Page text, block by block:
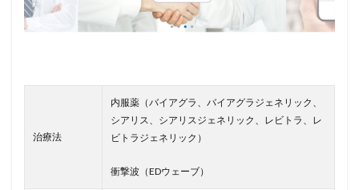
治療法
内服薬（バイアグラ、バイアグラジェネリック、
シアリス、シアリスジェネリック、レビトラ、レ
ビトラジェネリック）
衝撃波（EDウェーブ）